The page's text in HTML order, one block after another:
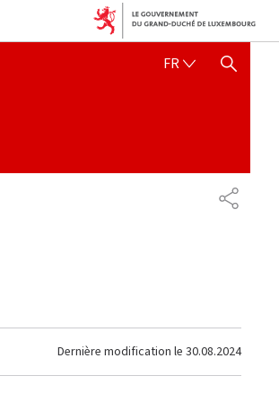
FRFRANÇAIS
AFFICHER / MASQUER
Dernière modification le 30.08.2024